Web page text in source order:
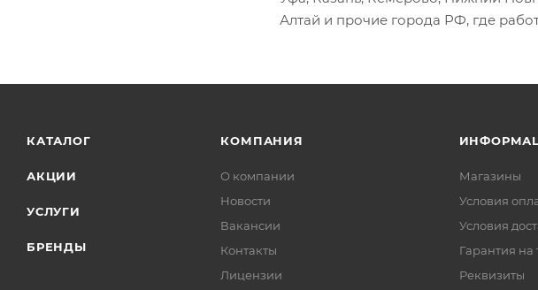
Алтай и прочие города РФ, где
Ось коромысел
Охладитель EGR
КАТАЛОГ
АКЦИИ
УСЛУГИ
БРЕНДЫ
КОМПАНИЯ
О компании
Новости
Вакансии
Контакты
Лицензии
Магазины
Условия
Условия
Гарантия на
Реквизиты